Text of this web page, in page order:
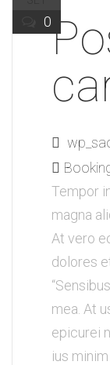
0
Tempor
magna
At vero
dolores
mea. At
epicurei
ius